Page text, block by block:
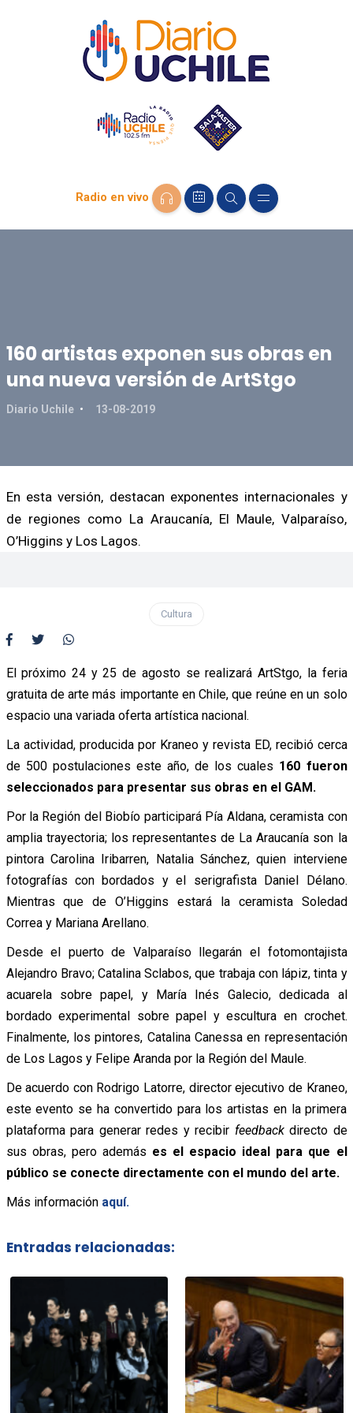
Radio en vivo
160 artistas exponen sus obras en
una nueva versión de ArtStgo
Diario Uchile 13-08-2019
En esta versión, destacan exponentes internacionales y
de regiones como La Araucanía, El Maule, Valparaíso,
O’Higgins y Los Lagos.
Cultura
El próximo 24 y 25 de agosto se realizará ArtStgo, la feria
gratuita de arte más importante en Chile, que reúne en un solo
espacio una variada oferta artística nacional.
La actividad, producida por Kraneo y revista ED, recibió cerca
de 500 postulaciones este año, de los cuales 160 fueron
seleccionados para presentar sus obras en el GAM.
Por la Región del Biobío participará Pía Aldana, ceramista con
amplia trayectoria; los representantes de La Araucanía son la
pintora Carolina Iribarren, Natalia Sánchez, quien interviene
fotografías con bordados y el serigrafista Daniel Délano.
Mientras que de O’Higgins estará la ceramista Soledad
Correa y Mariana Arellano.
Desde el puerto de Valparaíso llegarán el fotomontajista
Alejandro Bravo; Catalina Sclabos, que trabaja con lápiz, tinta y
acuarela sobre papel, y María Inés Galecio, dedicada al
bordado experimental sobre papel y escultura en crochet.
Finalmente, los pintores, Catalina Canessa en representación
de Los Lagos y Felipe Aranda por la Región del Maule.
De acuerdo con Rodrigo Latorre, director ejecutivo de Kraneo,
este evento se ha convertido para los artistas en la primera
plataforma para generar redes y recibir feedback directo de
sus obras, pero además es el espacio ideal para que el
público se conecte directamente con el mundo del arte.
Más información aquí.
Entradas relacionadas: